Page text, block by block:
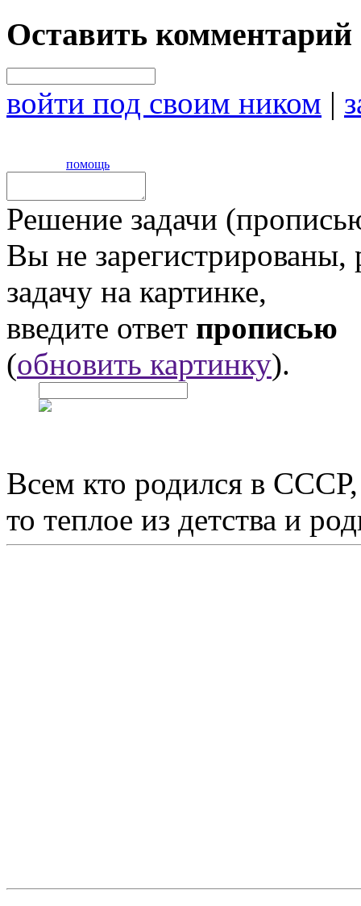
Оставить комментарий
войти под своим ником |
помощь
Решение задачи
Вы не
задачу на картинке,
введите ответ прописью
(обновить картинку).
Всем кто родился в
то теплое из детства и